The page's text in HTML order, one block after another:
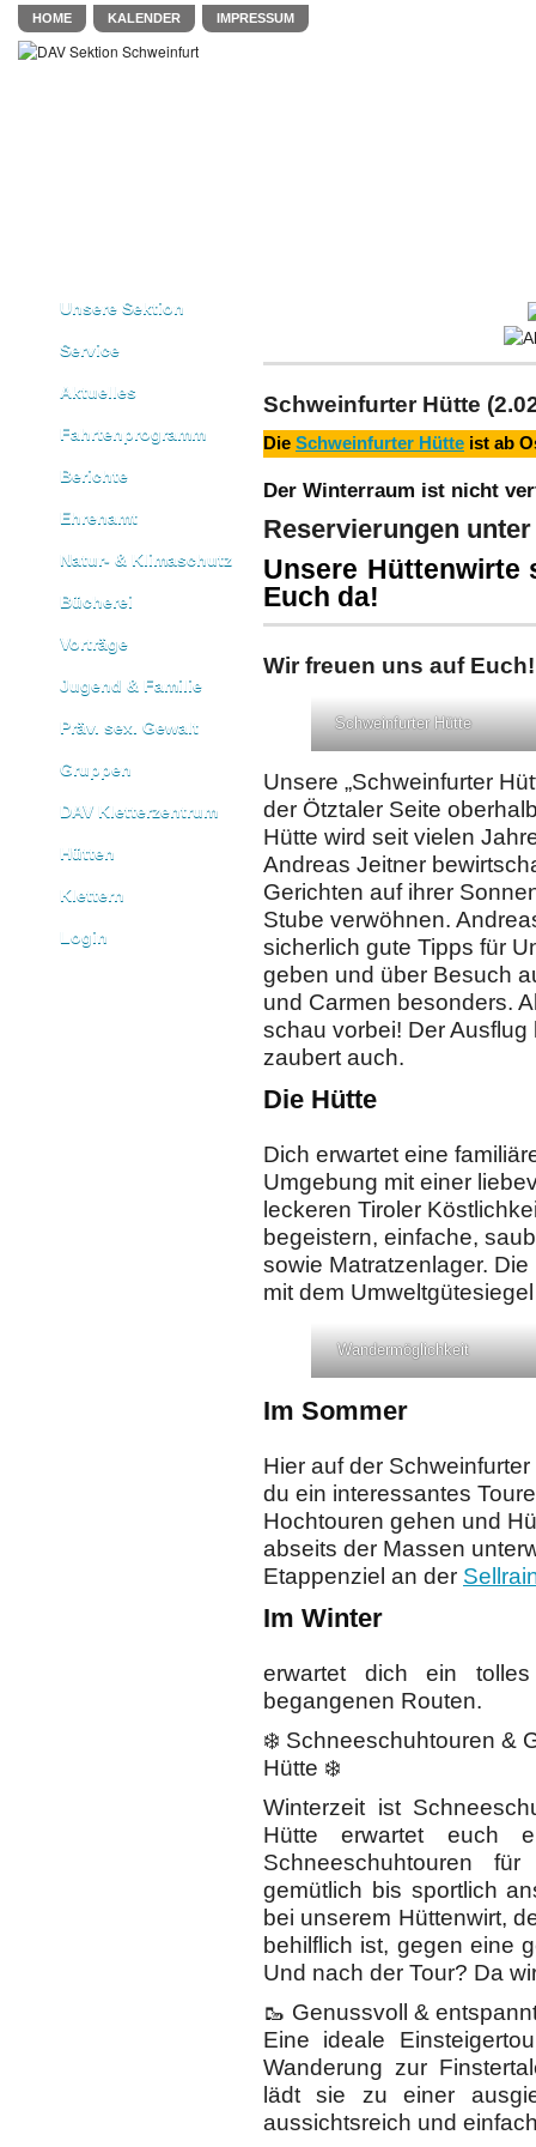
HOME KALENDER IMPRESSUM
Unsere Sektion
Service
Aktuelles
Fahrtenprogramm
Berichte
Ehrenamt
Natur- & Klimaschutz
Bücherei
Vorträge
Jugend & Familie
Präv. sex. Gewalt
Gruppen
DAV Kletterzentrum
Hütten
Klettern
Login
Schweinfurter Hütte
Die Schweinfurter Hütte ist ab
Der Winterraum ist nicht
Reservierungen
Unsere Hüttenwirte
Euch da!
Wir freuen uns auf Euch!
Schweinfurter Hütte
Unsere „Schweinfurter
der Ötztaler Seite
Hütte wird seit vielen
Andreas Jeitner
Gerichten auf ihrer
Stube verwöhnen.
sicherlich gute Tipps für
geben und über Besuch
und Carmen besonders.
schau vorbei! Der
zaubert auch.
Die Hütte
Dich erwartet eine
Umgebung mit einer
leckeren Tiroler
begeistern, einfache,
sowie Matratzenlager.
mit dem
Wandermöglichkeit
Im Sommer
Hier auf der
du ein interessantes
Hochtouren gehen und
abseits der Massen
Etappenziel an der
Im Winter
erwartet dich ein
begangenen Routen.
❄️ Schneeschuhtouren &
Hütte ❄️
Winterzeit ist
Hütte erwartet euch
Schneeschuhtouren
gemütlich bis sportlich
bei unserem Hüttenwirt,
behilflich ist, gegen eine
Und nach der Tour? Da
🥾 Genussvoll &
Eine ideale
Wanderung zur
lädt sie zu einer
aussichtsreich und